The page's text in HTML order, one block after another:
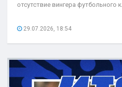
отсутствие вингера футбольного
29.07.2026, 18:54